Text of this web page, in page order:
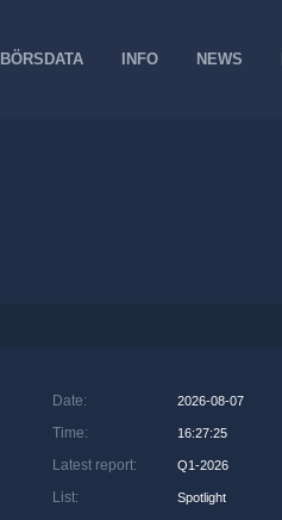
BÖRSDATA INFO NEWS
Date: 2026-08-07
Time: 16:27:25
Latest report: Q1-2026
List: Spotlight